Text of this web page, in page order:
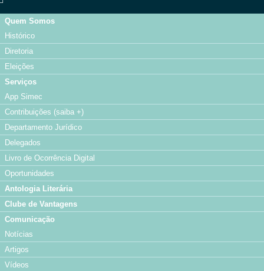
Quem Somos
Histórico
Diretoria
Eleições
Serviços
App Simec
Contribuições (saiba +)
Departamento Jurídico
Delegados
Livro de Ocorrência Digital
Oportunidades
Antologia Literária
Clube de Vantagens
Comunicação
Notícias
Artigos
Vídeos